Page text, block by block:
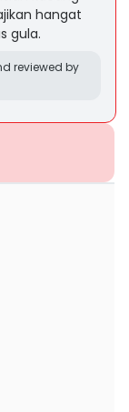
hangat
gula.
reviewed by